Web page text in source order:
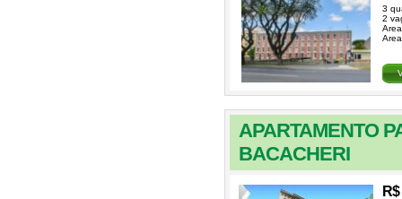
3
2
APARTAMENTO
BACACHERI